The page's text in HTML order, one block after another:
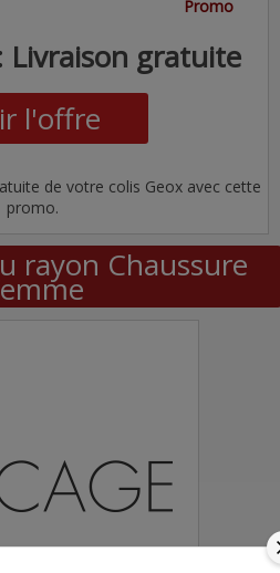
Promo
Livraison gratuite
l'offre
de votre colis Geox avec cette
promo.
rayon Chaussure